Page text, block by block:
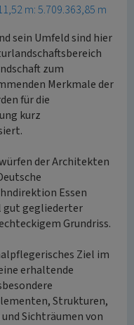
m: 5.709.363,85 m
sein Umfeld sind hier
zum
Merkmale der
für die
kurz
der Architekten
Essen
gegliederter
Grundriss.
Ziel im
erhaltende
Strukturen,
Sichträumen von